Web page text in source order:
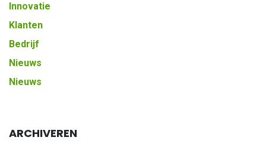
Innovatie
Klanten
Bedrijf
Nieuws
Nieuws
ARCHIVEREN